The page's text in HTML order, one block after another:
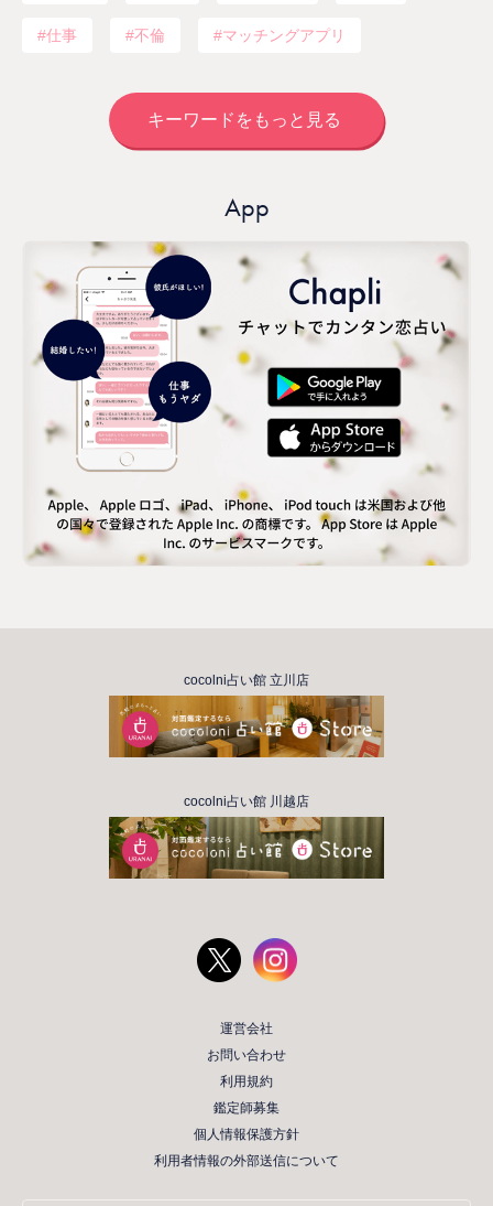
仕事 不倫 マッチングアプリ
キーワードをもっと見る
App
cocolni占い館 立川店
cocolni占い館 川越店
運営会社
お問い合わせ
利用規約
鑑定師募集
個人情報保護方針
利用者情報の外部送信について